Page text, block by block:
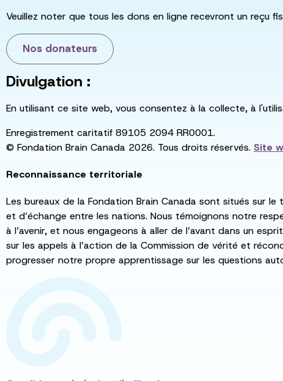
Veuillez noter que tous les dons en ligne recevront un reçu
Nos donateurs
Divulgation :
En utilisant ce site web, vous consentez à la collecte, à
Enregistrement caritatif 89105 2094 RR0001.
© Fondation Brain Canada 2026. Tous droits réservés. Site
Reconnaissance territoriale
Les bureaux de la Fondation Brain Canada sont situés sur
et d’échange entre les nations. Nous témoignons notre
à l’avenir, et nous engageons à aller de l’avant dans un
sur les appels à l’action de la Commission de vérité et
progresser notre propre apprentissage sur les questions